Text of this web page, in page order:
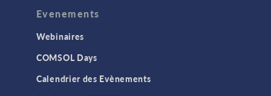
Evenements
Webinaires
COMSOL Days
Calendrier des Evènements